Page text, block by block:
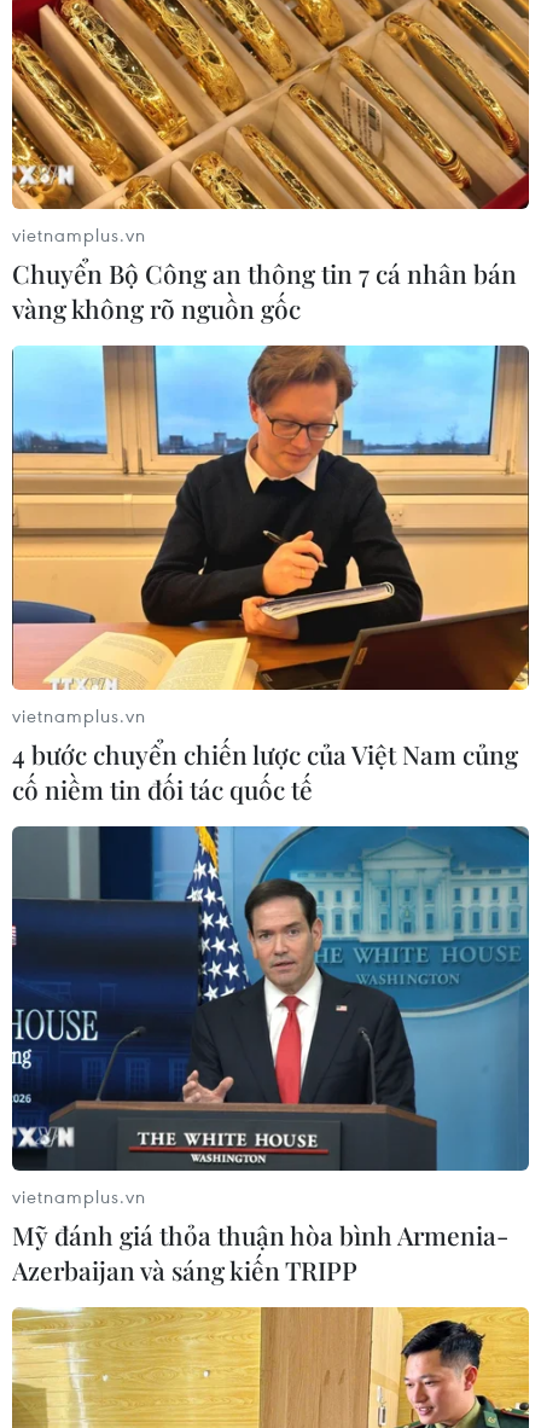
vietnamplus.vn
Chuyển Bộ Công an thông tin 7 cá nhân bán
vàng không rõ nguồn gốc
vietnamplus.vn
4 bước chuyển chiến lược của Việt Nam củng
cố niềm tin đối tác quốc tế
vietnamplus.vn
Mỹ đánh giá thỏa thuận hòa bình Armenia-
Azerbaijan và sáng kiến TRIPP